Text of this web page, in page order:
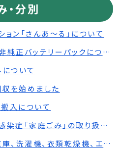
・分別
ン「さんあ～る」について
コードレス掃除機用非純正バッテリーパックについて
について
を始めました
入について
新型コロナウィルス感染症「家庭ごみ」の取り扱いについて
テレビ、冷蔵庫、冷凍庫、洗濯機、衣類乾燥機、エアコンの処分について